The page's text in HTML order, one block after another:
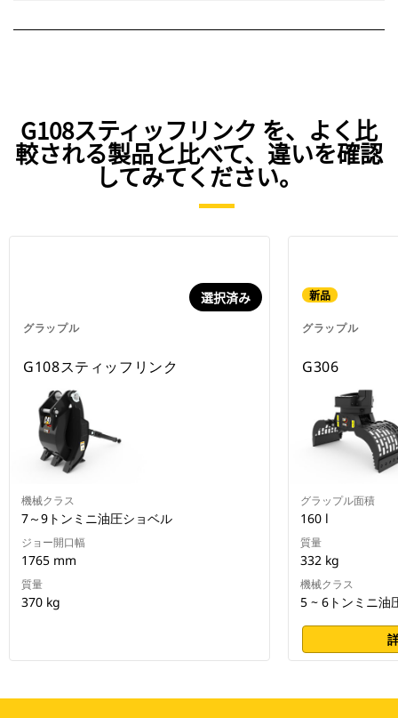
G108スティッフリンク を、よく比
較される製品と比べて、違いを確認
してみてください。
グラップル
選択済み
G108スティッフリンク
機械クラス
7～9トンミニ油圧ショベル
ジョー開口幅
1765 mm
質量
370 kg
新品
グラップル
G306
グラップル面積
160 l
質量
332 kg
機械クラス
5 ~ 6トンミニ油